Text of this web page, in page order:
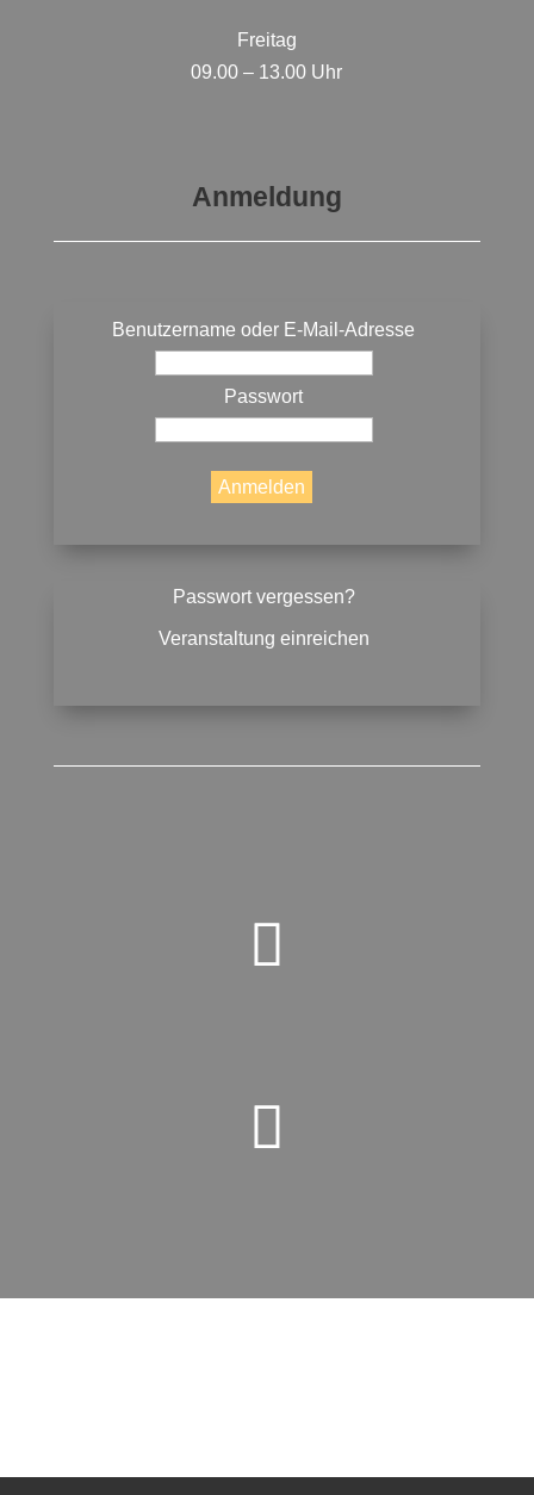
Freitag
09.00 – 13.00 Uhr
Anmeldung
Benutzername oder E-Mail-Adresse
Passwort
Passwort vergessen?
Veranstaltung einreichen